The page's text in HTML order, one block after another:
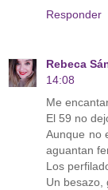
Responder
Rebeca
14:08
Me
El 59 no
Aunque no
aguantan
Los
Un besazo,